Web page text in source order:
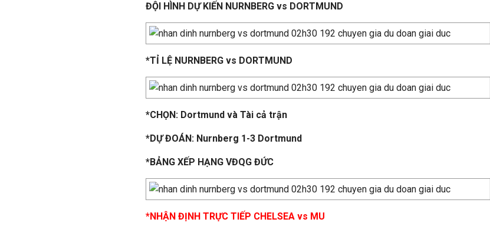
ĐỘI HÌNH DỰ KIẾN NURNBERG vs DORTMUND
*TỈ LỆ NURNBERG vs DORTMUND
*CHỌN: Dortmund và Tài cả trận
*DỰ ĐOÁN: Nurnberg 1-3 Dortmund
*BẢNG XẾP HẠNG VĐQG ĐỨC
*NHẬN ĐỊNH TRỰC TIẾP CHELSEA vs MU